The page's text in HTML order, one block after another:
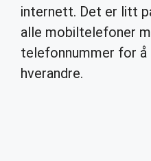
internett. Det er litt
alle mobiltelefoner
telefonnummer for å
hverandre.